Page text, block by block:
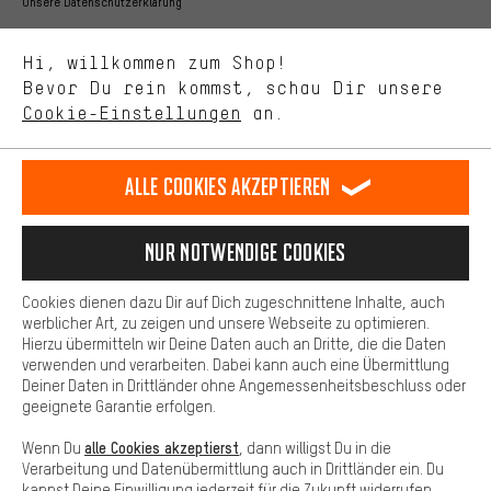
Sprache"
Deutsch
DE english
EN español
ES français
FR
VERTRAG WIDERRUFEN Aachener Community Affiliateprogramm
Datenschutz Allgemeine Geschäftsbedingungen
Hinweisgebersystem Hinweise zur Batterieentsorgung
Cookie-Einstellungen Kontrast ändern
Alle Preise verstehen sich in Euro und exkl. MwSt zuzüglich
Versandkostenfür Lieferung nachUSA.
Hi, willkommen zum Shop!
Bevor Du rein kommst, schau Dir unsere
Cookie-Einstellungen an.
Uns interessiert, was Du in unserem Shop suchst und brauchst.
selbst Einfluss auf die Verbesserung unserer Webseite und
unseres Shop-Angebots.
Dein Shopping-Erlebnis wird komfortabler. Mit Komfort-Cookies
stellen wir Verknüpfungen zu Social Media Plattformen her. So
können wir dir weitere nützliche Inhalte und Informationen zur
Verfügung stellen. Zudem hast du die Möglichkeit zusätzliche
Services zu nutzen, die es dir erleichtern die richtigen Produkte zu
finden. Beispielsweise bieten wir eine Chat-Funktion an, damit
Fragen schnell und unkompliziert beantwortet werden können.
Basis
Basis-Cookies gewährleisten, dass Du unsere Webseite
grundsätzlich nutzen kannst.
Alle Cookies akzeptieren
Nur Notwendige Cookies
Cookies dienen dazu Dir auf Dich zugeschnittene Inhalte, auch
werblicher Art, zu zeigen und unsere Webseite zu optimieren.
Hierzu übermitteln wir Deine Daten auch an Dritte, die die Daten
verwenden und verarbeiten. Dabei kann auch eine Übermittlung
Deiner Daten in Drittländer ohne Angemessenheitsbeschluss oder
geeignete Garantie erfolgen.
Wenn Du alle Cookies akzeptierst , dann willigst Du in die
Verarbeitung und Datenübermittlung auch in Drittländer ein. Du